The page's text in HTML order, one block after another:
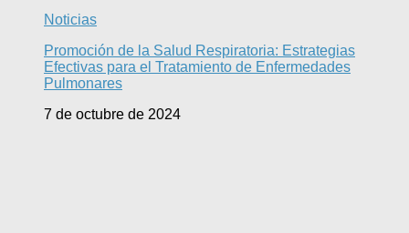
Noticias
Promoción de la Salud Respiratoria: Estrategias
Efectivas para el Tratamiento de Enfermedades
Pulmonares
7 de octubre de 2024